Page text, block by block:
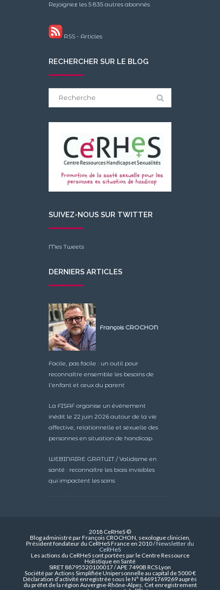
Rejoignez les 5 835 autres abonnés
RSS - Articles
RECHERCHER SUR LE BLOG
SUIVEZ-NOUS SUR TWITTER
Mes Tweets
DERNIERS ARTICLES
François CROCHON
Facile, pas facile : un outil pour
reconnaître ensemble les besoins de
l’enfant et ceux du parent
La FISAF organise un événement
inédit le 22 juin 2026 autour de la vie
affective, relationnelle et sexuelle des
personnes en situation de handicap.
WEBINAIRE GRATUIT / Validisme en
santé : reconnaître les biais invisibles
qui impactent les soins
2018 CeRHeS ©
Blog administré par François CROCHON, sexologue clinicien,
Président fondateur du CeRHeS France en 2010 /Newsletter du
CeRHeS
Les actions du CeRHeS sont portées par le Centre Ressource
Holistique en Santé
SIRET 88795520100017 / APE 7490B RCS Lyon
Société par Actions Simplifiée Unipersonnelle au capital de 5000 €
Déclaration d’activité enregistrée sous le N° 84691769269 auprès
du préfet de la région Auvergne-Rhône-Alpes. Cet enregistrement